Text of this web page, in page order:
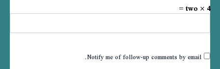
two × 4 =
Notify me of follow-up comments by email.